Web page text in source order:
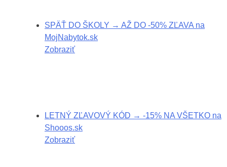
SPÄŤ DO ŠKOLY → AŽ DO -50% ZĽAVA na
MojNabytok.sk
Zobraziť
LETNÝ ZĽAVOVÝ KÓD → -15% NA VŠETKO na
Shooos.sk
Zobraziť